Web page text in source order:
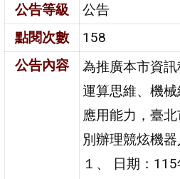
公告等級
公告
點閱次數
158
公告內容
為推廣本市資
運算思維、機
應用能力，臺
別辦理競炫機
１、 日期：